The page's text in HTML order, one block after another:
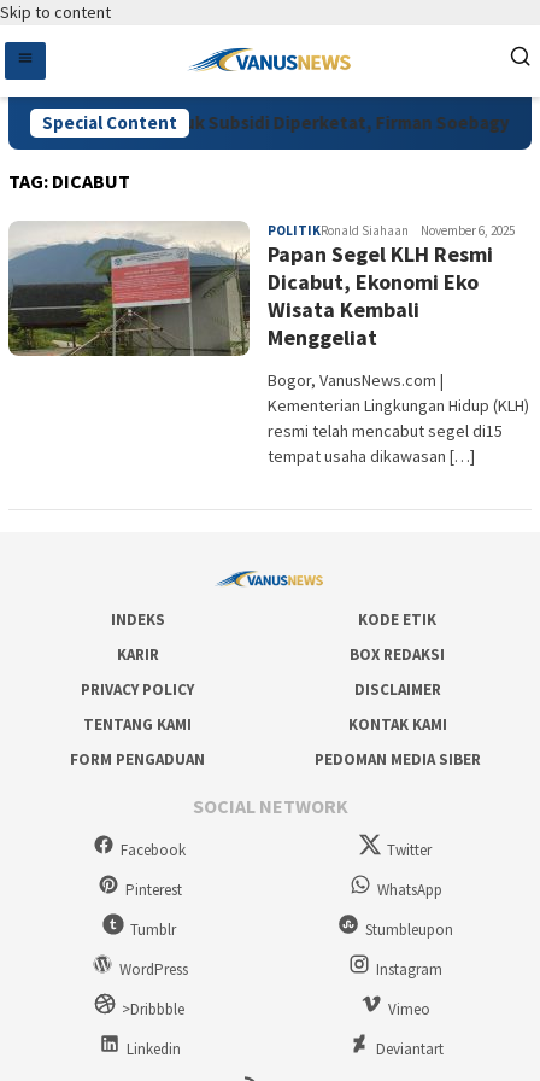
Skip to content
Special Content
Pengawasan Pupuk Subsidi Diperketat, Firman Soebagyo
TAG: DICABUT
POLITIKRonald Siahaan November 6, 2025
Papan Segel KLH Resmi
Dicabut, Ekonomi Eko
Wisata Kembali
Menggeliat
Bogor, VanusNews.com |
Kementerian Lingkungan Hidup (KLH)
resmi telah mencabut segel di15
tempat usaha dikawasan […]
INDEKS
KODE ETIK
KARIR
BOX REDAKSI
PRIVACY POLICY
DISCLAIMER
TENTANG KAMI
KONTAK KAMI
FORM PENGADUAN
PEDOMAN MEDIA SIBER
SOCIAL NETWORK
Facebook
Twitter
Pinterest
WhatsApp
Tumblr
Stumbleupon
WordPress
Instagram
>Dribbble
Vimeo
Linkedin
Deviantart